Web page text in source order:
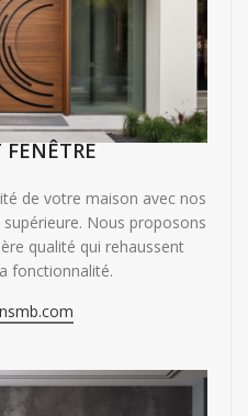
FENÊTRE
de votre maison avec nos
Nous proposons
qualité qui rehaussent
fonctionnalité.